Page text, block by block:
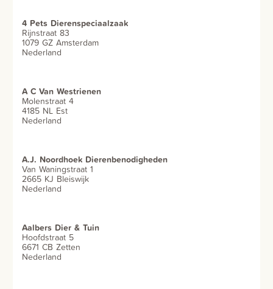
4 Pets Dierenspeciaalzaak
Rijnstraat 83
1079 GZ Amsterdam
Nederland
A C Van Westrienen
Molenstraat 4
4185 NL Est
Nederland
A.J. Noordhoek Dierenbenodigheden
Van Waningstraat 1
2665 KJ Bleiswijk
Nederland
Aalbers Dier & Tuin
Hoofdstraat 5
6671 CB Zetten
Nederland